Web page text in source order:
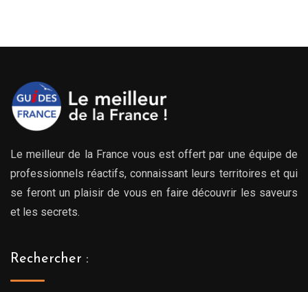
Le meilleur de la France vous est offert par une équipe de
professionnels réactifs, connaissant leurs territoires et qui
se feront un plaisir de vous en faire découvrir les saveurs
et les secrets.
Rechercher :